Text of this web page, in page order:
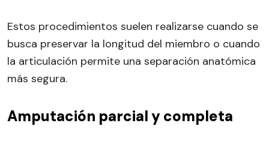
Estos procedimientos suelen realizarse cuando se
busca preservar la longitud del miembro o cuando
la articulación permite una separación anatómica
más segura.
Amputación parcial y completa